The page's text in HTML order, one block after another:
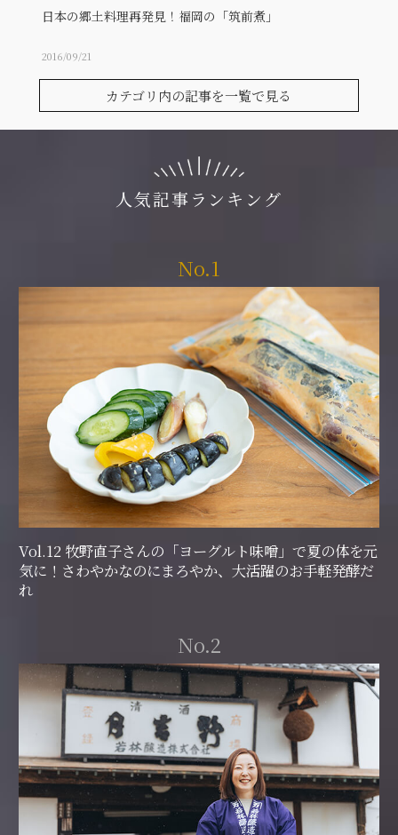
日本の郷土料理再発見！福岡の「筑前煮」
2016/09/21
カテゴリ内の記事を一覧で見る
人気記事ランキング
No.1
Vol.12 牧野直子さんの「ヨーグルト味噌」で夏の体を元
気に！さわやかなのにまろやか、大活躍のお手軽発酵だ
れ
No.2